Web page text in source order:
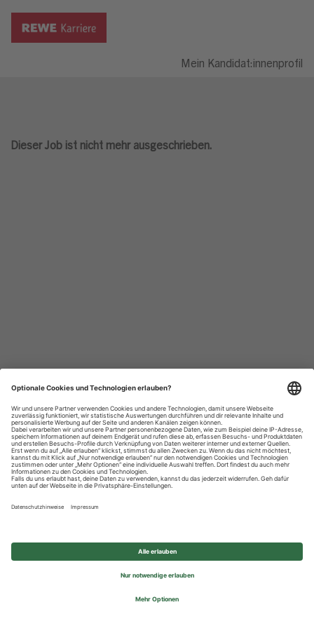
Mein Kandidat:innenprofil
Dieser Job ist nicht mehr ausgeschrieben.
Datenschutzhinweise
Impressum
Privatsphäre-Einstellungen
© 2026 REWE Group - All rights reserved